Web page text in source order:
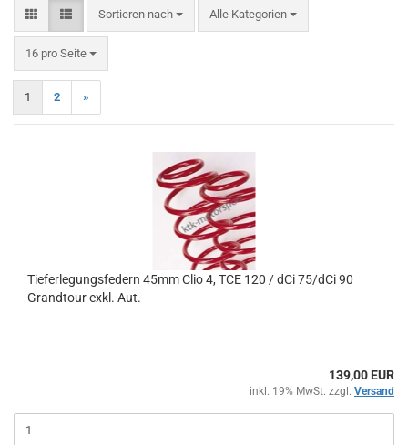
Sortieren nach
Sortieren nach Alle Kategorien
16 pro Seite
pro Seite
1 2 »
Tieferlegungsfedern 45mm Clio 4, TCE 120 / dCi 75/dCi 90
Grandtour exkl. Aut.
139,00 EUR
inkl. 19% MwSt. zzgl. Versand